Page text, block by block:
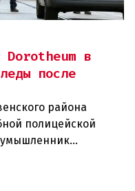
Dorotheum в
после
района
полицейской
Dorotheu